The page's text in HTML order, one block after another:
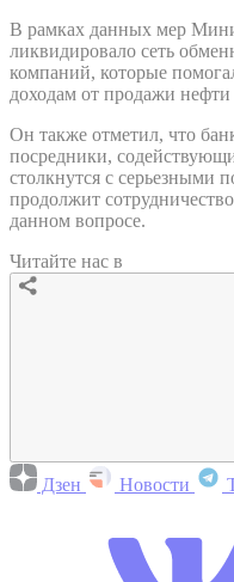
В рамках данных мер
ликвидировало сеть
компаний, которые
доходам от продажи нефти
Он также отметил, что
посредники,
столкнутся с серьезными
продолжит
данном вопросе.
Читайте нас в
Дзен Новости